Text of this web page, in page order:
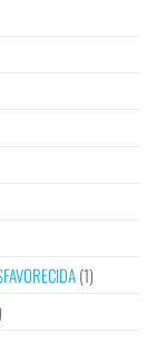
(1)